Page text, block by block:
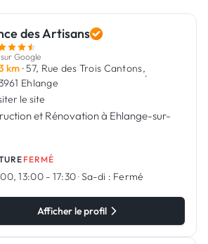
?
des Artisans
Google
km · 57, Rue des Trois Cantons,
Ehlange
·
le site
et Rénovation à Ehlange-sur-
FERMÉ
13:00 - 17:30·Sa-di : Fermé
Afficher le profil